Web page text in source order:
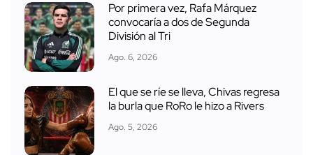
Por primera vez, Rafa Márquez
convocaría a dos de Segunda
División al Tri
Ago. 6, 2026
El que se ríe se lleva, Chivas regresa
la burla que RoRo le hizo a Rivers
Ago. 5, 2026